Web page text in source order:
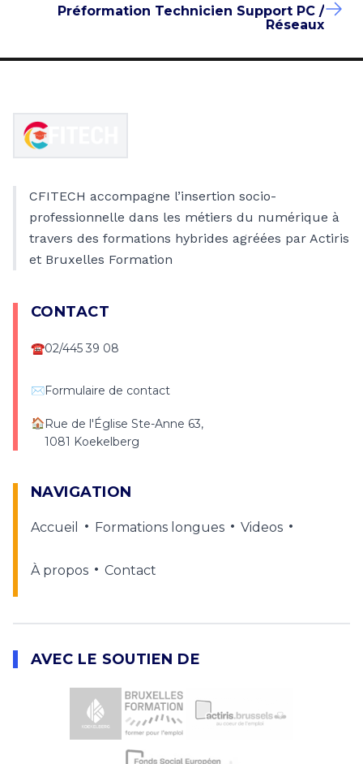
Préformation Technicien Support PC /
Réseaux
CFITECH accompagne l’insertion socio-
professionnelle dans les métiers du numérique à
travers des formations hybrides agréées par Actiris
et Bruxelles Formation
CONTACT
☎02/445 39 08
✉Formulaire de contact
🏠Rue de l'Église Ste-Anne 63,
1081 Koekelberg
NAVIGATION
Accueil • Formations longues • Videos •
À propos • Contact
AVEC LE SOUTIEN DE